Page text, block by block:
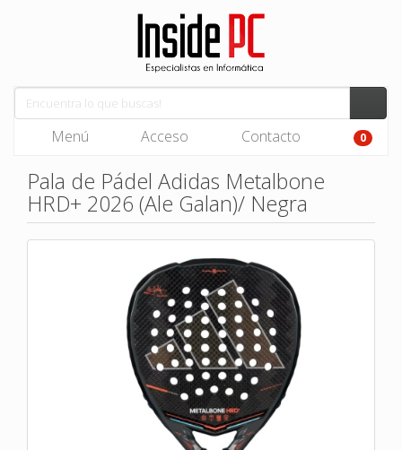
Menú Acceso Contacto 0
Pala de Pádel Adidas Metalbone
HRD+ 2026 (Ale Galan)/ Negra